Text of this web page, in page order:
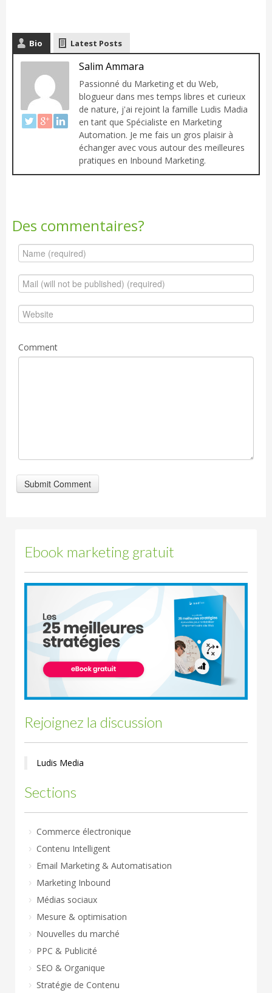
Bio Latest Posts
Salim Ammara
Passionné du Marketing et du Web,
blogueur dans mes temps libres et curieux
de nature, j'ai rejoint la famille Ludis Madia
en tant que Spécialiste en Marketing
Automation. Je me fais un gros plaisir à
échanger avec vous autour des meilleures
pratiques en Inbound Marketing.
Des commentaires?
Comment
Ebook marketing gratuit
Rejoignez la discussion
Ludis Media
Sections
Commerce électronique
Contenu Intelligent
Email Marketing & Automatisation
Marketing Inbound
Médias sociaux
Mesure & optimisation
Nouvelles du marché
PPC & Publicité
SEO & Organique
Stratégie de Contenu